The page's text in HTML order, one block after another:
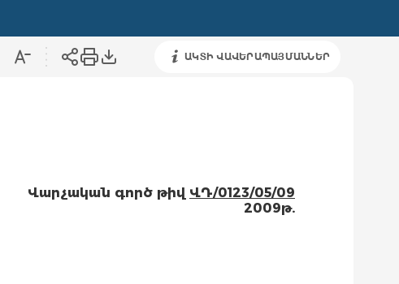
ԱԿՏԻ ՎԱՎԵՐԱՊԱՅՄԱՆՆԵՐ
Վարչական գործ թիվ ՎԴ/0123/05/09
2009թ.